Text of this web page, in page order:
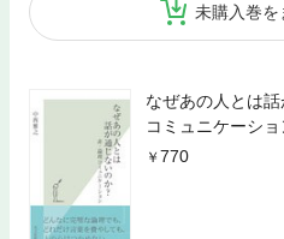
未購入巻を
なぜあの人とは
コミュニケーショ
770